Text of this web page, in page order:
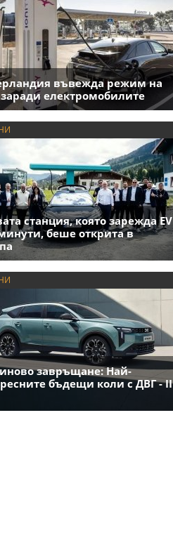
въвежда режим на
заради електромобилите
станция, която зарежда EV
беше открита в
завръщане: Най-
бъдещи коли с ДВГ - II